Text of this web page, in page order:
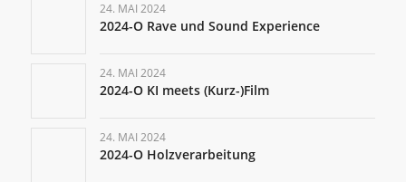
24. MAI 2024
2024-O Rave und Sound Experience
24. MAI 2024
2024-O KI meets (Kurz-)Film
24. MAI 2024
2024-O Holzverarbeitung